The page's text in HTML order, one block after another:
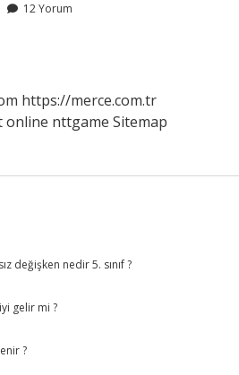
12 Yorum
https://merce.com.tr
online nttgame Sitemap
değişken nedir 5. sınıf ?
gelir mi ?
?